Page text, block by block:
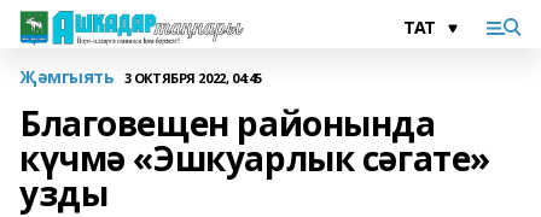
Җәмгыять 3 ОКТЯБРЯ 2022, 04:45
Благовещен районында
күчмә «Эшкуарлык сәгате»
узды